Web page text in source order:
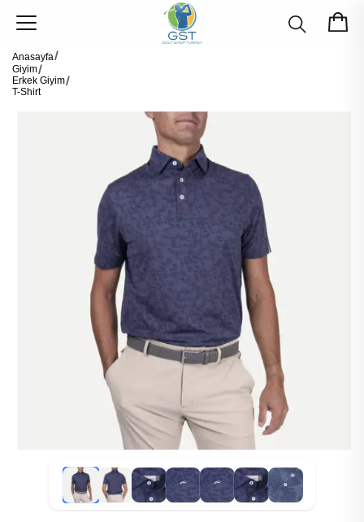
Anasayfa
Giyim
Erkek Giyim
T-Shirt